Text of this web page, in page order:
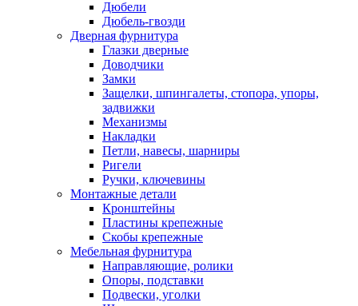
Дюбели
Дюбель-гвозди
Дверная фурнитура
Глазки дверные
Доводчики
Замки
Защелки, шпингалеты, стопора, упоры,
задвижки
Механизмы
Накладки
Петли, навесы, шарниры
Ригели
Ручки, ключевины
Монтажные детали
Кронштейны
Пластины крепежные
Скобы крепежные
Мебельная фурнитура
Направляющие, ролики
Опоры, подставки
Подвески, уголки